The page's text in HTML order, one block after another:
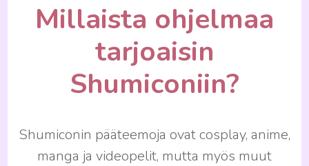
Millaista ohjelmaa
tarjoaisin
Shumiconiin?
Shumiconin pääteemoja ovat cosplay, anime,
manga ja videopelit, mutta myös muut